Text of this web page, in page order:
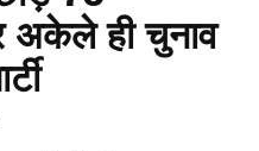
अकेले ही चुनाव